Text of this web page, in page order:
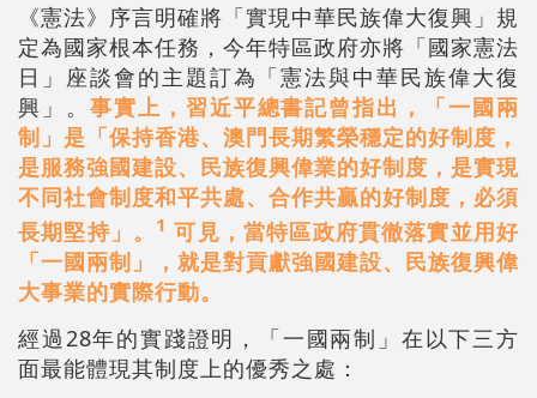
《憲法》序言明確將「實現中華民族偉大復興」規
定為國家根本任務，今年特區政府亦將「國家憲法
日」座談會的主題訂為「憲法與中華民族偉大復
興」。 事實上，習近平總書記曾指出，「一國兩
制」是「保持香港、澳門長期繁榮穩定的好制度，
是服務強國建設、民族復興偉業的好制度，是實現
不同社會制度和平共處、合作共贏的好制度，必須
長期堅持」。
1可見，當特區政府貫徹落實並用好
「一國兩制」，就是對貢獻強國建設、民族復興偉
大事業的實際行動。
經過28年的實踐證明，「一國兩制」在以下三方
面最能體現其制度上的優秀之處：